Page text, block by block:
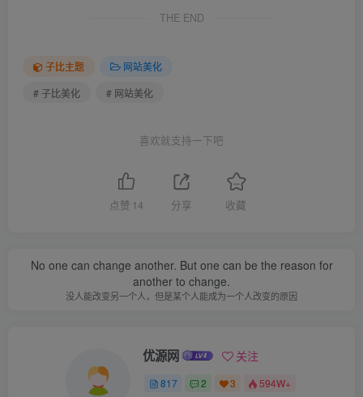
THE END
子比主题
网站美化
# 子比美化
# 网站美化
喜欢就支持一下吧
点赞 14 分享 收藏
No one can change another. But one can be the reason for
another to change.
没人能改变另一个人，但是某个人能成为一个人改变的原因
优源网 关注
817 2 3 594W+